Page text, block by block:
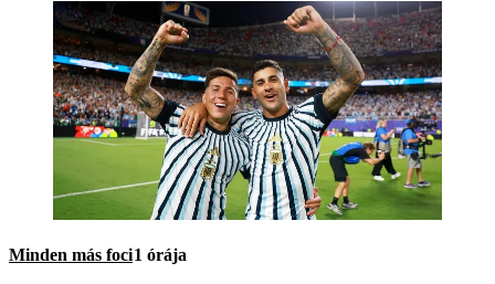
Minden más foci1 órája